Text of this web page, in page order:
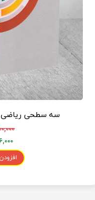
سه سطحی ریاضی
۴۰۰,۰۰۰